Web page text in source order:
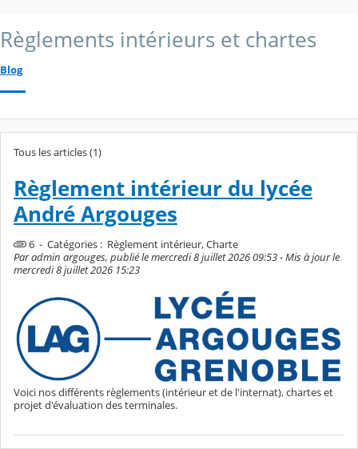
Règlements intérieurs et chartes
Blog
Tous les articles (1)
Règlement intérieur du lycée
André Argouges
6 - Catégories : Règlement intérieur, Charte
Par admin argouges, publié le mercredi 8 juillet 2026 09:53 - Mis à jour le
mercredi 8 juillet 2026 15:23
Voici nos différents règlements (intérieur et de l'internat), chartes et
projet d'évaluation des terminales.